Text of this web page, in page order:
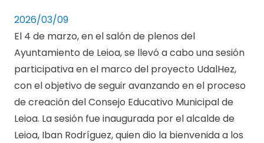
2026/03/09
El 4 de marzo, en el salón de plenos del
Ayuntamiento de Leioa, se llevó a cabo una sesión
participativa en el marco del proyecto UdalHez,
con el objetivo de seguir avanzando en el proceso
de creación del Consejo Educativo Municipal de
Leioa. La sesión fue inaugurada por el alcalde de
Leioa, Iban Rodríguez, quien dio la bienvenida a los